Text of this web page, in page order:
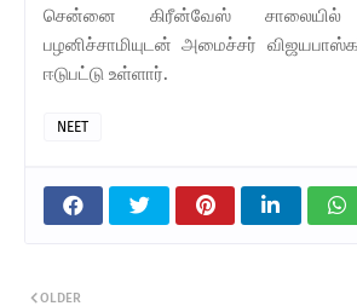
சென்னை கிரீன்வேஸ் சாலையில்
பழனிச்சாமியுடன் அமைச்சர்
ஈடுபட்டு உள்ளார்.
NEET
OLDER